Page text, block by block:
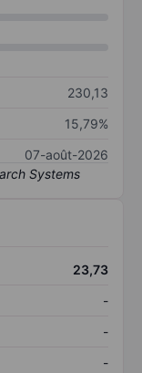
230,13
15,79%
07-août-2026
23,73
-
-
-